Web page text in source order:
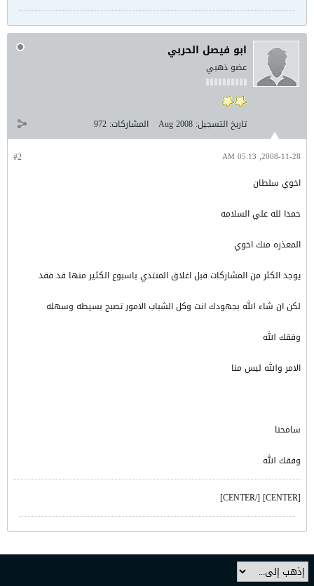
ابو فيصل الحربي
عضو ذهبي
تاريخ التسجيل: Aug 2008 المشاركات: 972
#2 2008-11-28, 05:13 AM
اخوي سلطان
حمدا لله علي السلامه
المعذره منك اخوي
يوجد الكثر من المشاركات قبل اغلاق المنتدي باسبوع الكثير منها قد فقد
لكن ان شاء الله بجهودك انت وكل الشباب الامور تصبح بسيطه وسهله
وفقك الله
الامر والله ليس منا
سامحنا
وفقك الله
[CENTER] [/CENTER]